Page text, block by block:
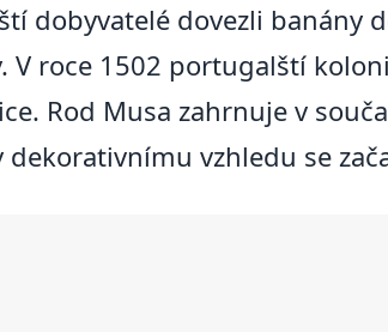
dobyvatelé dovezli banány
V roce 1502 portugalští
Rod Musa zahrnuje v
dekorativnímu vzhledu se